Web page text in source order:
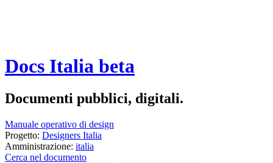
Docs Italia beta
Documenti pubblici, digitali.
Manuale operativo di design
Progetto: Designers Italia
Amministrazione: italia
Cerca nel documento